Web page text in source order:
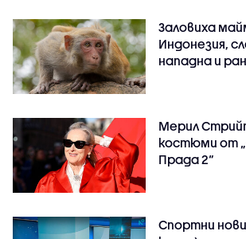
Заловиха
Индонезия,
нападна и
Мерил
костюми от
Прада 2“
Спортни